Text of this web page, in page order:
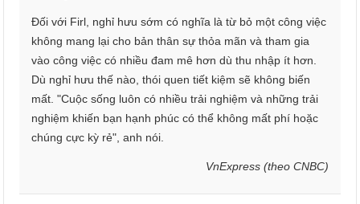
Đối với Firl, nghỉ hưu sớm có nghĩa là từ bỏ một công việc
không mang lại cho bản thân sự thỏa mãn và tham gia
vào công việc có nhiều đam mê hơn dù thu nhập ít hơn.
Dù nghỉ hưu thế nào, thói quen tiết kiệm sẽ không biến
mất. "Cuộc sống luôn có nhiều trải nghiệm và những trải
nghiệm khiến bạn hạnh phúc có thể không mất phí hoặc
chúng cực kỳ rẻ", anh nói.
VnExpress (theo CNBC)